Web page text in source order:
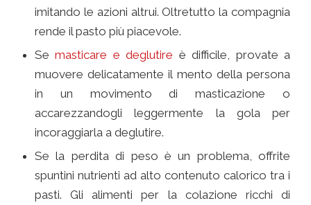
imitando le azioni altrui. Oltretutto la compagnia
rende il pasto più piacevole.
Semasticare e deglutire è difficile, provate a
muovere delicatamente il mento della persona
in un movimento di masticazione o
accarezzandogli leggermente la gola per
incoraggiarla a deglutire.
Se la perdita di peso è un problema, offrite
spuntini nutrienti ad alto contenuto calorico tra i
pasti. Gli alimenti per la colazione ricchi di